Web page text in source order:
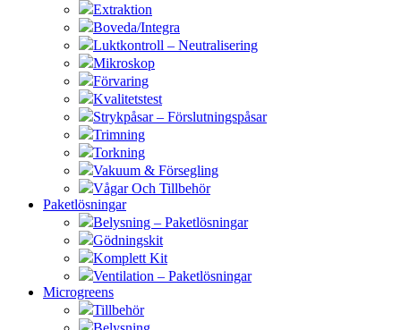
Extraktion
Boveda/Integra
Luktkontroll – Neutralisering
Mikroskop
Förvaring
Kvalitetstest
Strykpåsar – Förslutningspåsar
Trimning
Torkning
Vakuum & Försegling
Vågar Och Tillbehör
Paketlösningar
Belysning – Paketlösningar
Gödningskit
Komplett Kit
Ventilation – Paketlösningar
Microgreens
Tillbehör